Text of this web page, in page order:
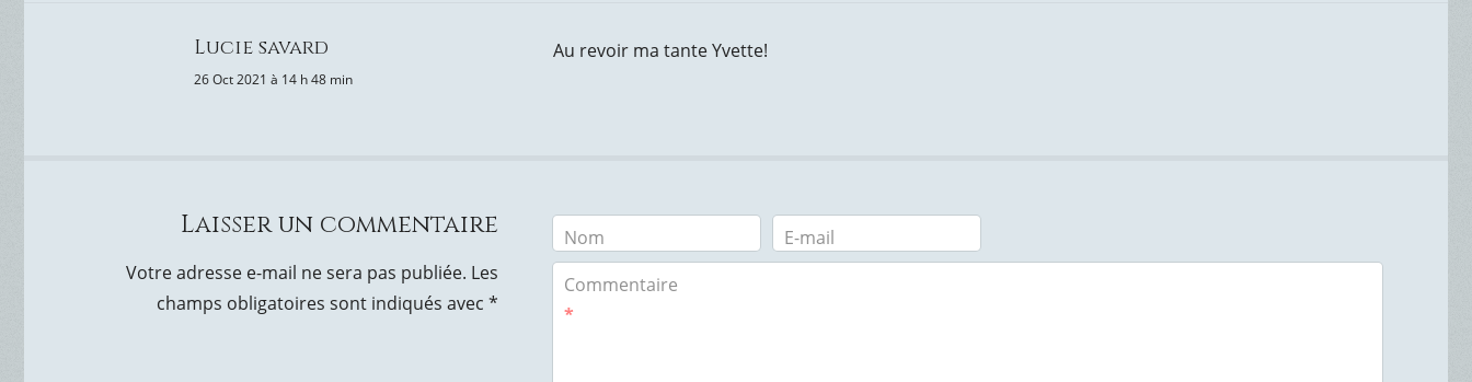
Lucie savard
26 Oct 2021 à 14 h 48 min
Au revoir ma tante Yvette!
Laisser un commentaire
Votre adresse e-mail ne sera pas publiée. Les
champs obligatoires sont indiqués avec *
Nom
E-mail
Commentaire
*